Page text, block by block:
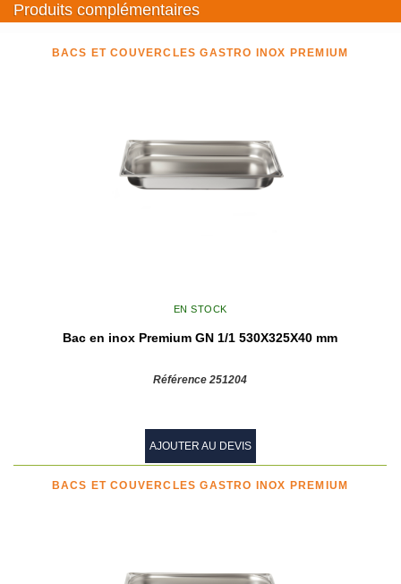
Produits complémentaires
BACS ET COUVERCLES GASTRO INOX PREMIUM
EN STOCK
Bac en inox Premium GN 1/1 530X325X40 mm
Référence 251204
AJOUTER AU DEVIS
BACS ET COUVERCLES GASTRO INOX PREMIUM